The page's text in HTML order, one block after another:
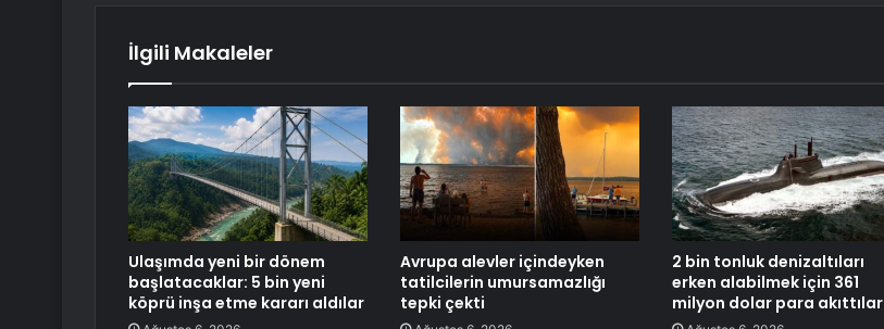
İlgili Makaleler
Ulaşımda yeni bir dönem
başlatacaklar: 5 bin yeni
köprü inşa etme kararı aldılar
Avrupa alevler içindeyken
tatilcilerin umursamazlığı
tepki çekti
2 bin tonluk denizaltıları
erken alabilmek için 361
milyon dolar para akıttılar